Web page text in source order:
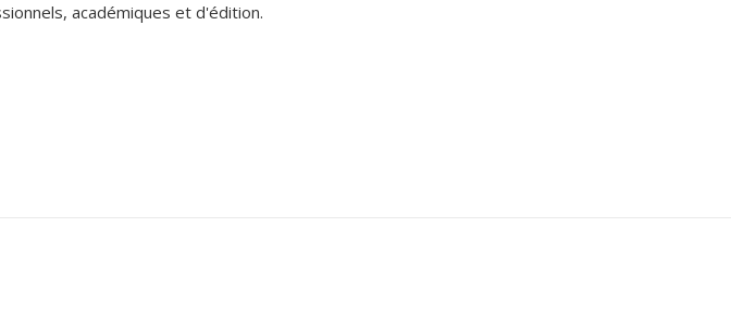
académiques et d'édition.